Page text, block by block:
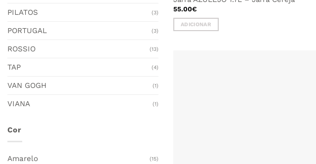
PILATOS (3)
PORTUGAL (3)
ROSSIO (13)
TAP (4)
VAN GOGH (1)
VIANA (1)
Cor
Amarelo (15)
55.00€
ADICIONAR